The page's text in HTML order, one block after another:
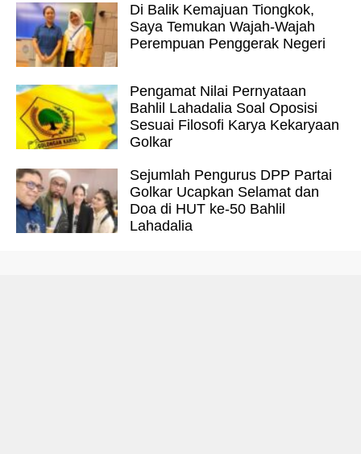
Di Balik Kemajuan Tiongkok,
Saya Temukan Wajah-Wajah
Perempuan Penggerak Negeri
Pengamat Nilai Pernyataan
Bahlil Lahadalia Soal Oposisi
Sesuai Filosofi Karya Kekaryaan
Golkar
Sejumlah Pengurus DPP Partai
Golkar Ucapkan Selamat dan
Doa di HUT ke-50 Bahlil
Lahadalia